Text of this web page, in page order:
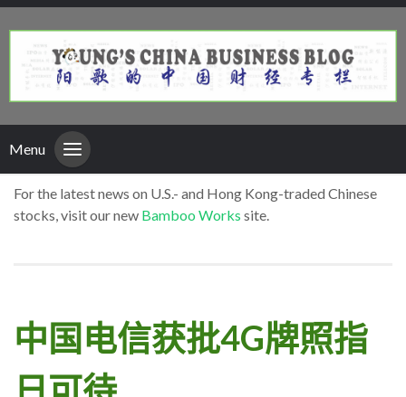
Menu
For the latest news on U.S.- and Hong Kong-traded Chinese
stocks, visit our new Bamboo Works site.
中国电信获批4G牌照指